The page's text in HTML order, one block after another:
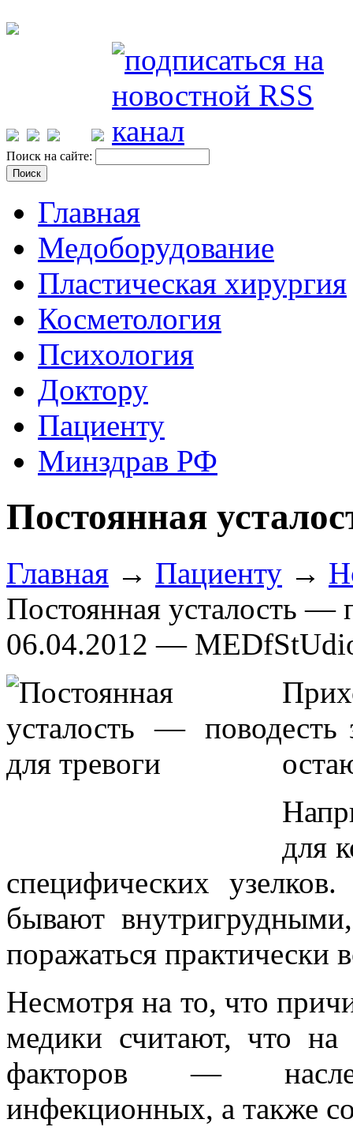
Поиск на сайте:
Главная
Медоборудование
Пластическая хирургия
Косметология
Психология
Доктору
Пациенту
Минздрав РФ
Постоянная
Главная → Пациенту →
Постоянная усталость —
06.04.2012 —
есть
для
специфических
бывают
поражаться практически
Несмотря на то, что
медики считают, что на
факторов —
инфекционных, а также